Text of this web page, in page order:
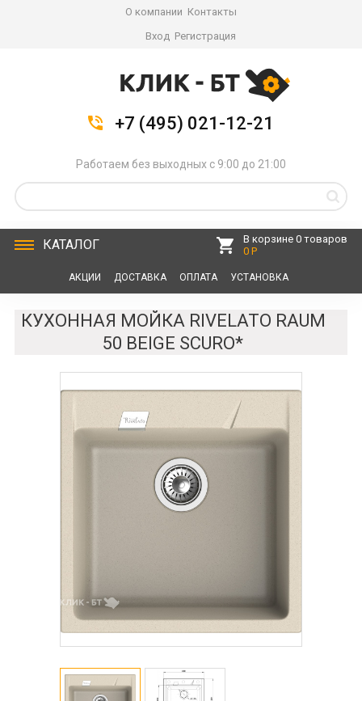
О компании Контакты
Вход Регистрация
+7 (495) 021-12-21
Работаем без выходных с 9:00 до 21:00
КАТАЛОГ
В корзине 0 товаров
0 Р
АКЦИИ ДОСТАВКА ОПЛАТА УСТАНОВКА
КОНТАКТЫ
КУХОННАЯ МОЙКА RIVELATO RAUM
50 BEIGE SCURO*